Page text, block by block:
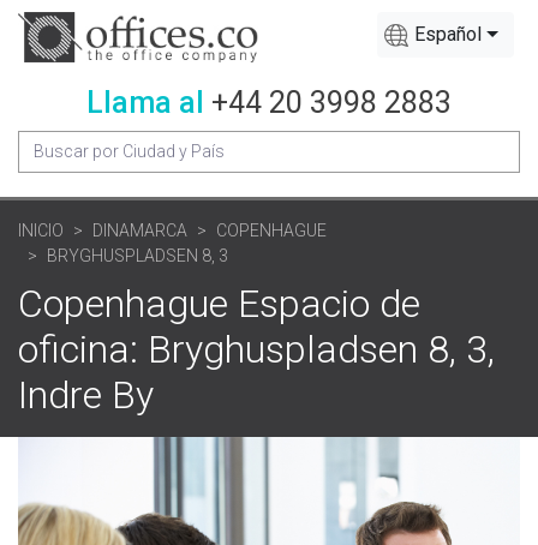
Español
Llama al +44 20 3998 2883
INICIO DINAMARCA
COPENHAGUE
BRYGHUSPLADSEN 8, 3
Copenhague Espacio de
oficina: Bryghuspladsen 8, 3,
Indre By